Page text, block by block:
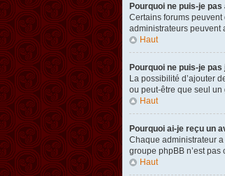
Pourquoi ne puis-je
Certains forums
administrateurs peuvent
Haut
Pourquoi ne puis-je
La possibilité d’ajouter
ou peut-être que seul un
Haut
Pourquoi ai-je reçu un
Chaque administrateur
groupe phpBB n’est
Haut